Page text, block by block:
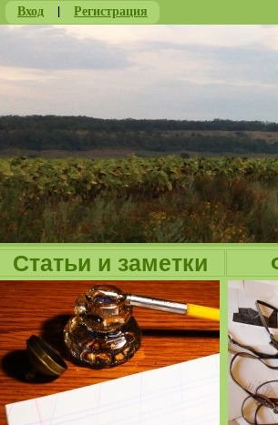
Вход | Регистрация
Статьи и заметки